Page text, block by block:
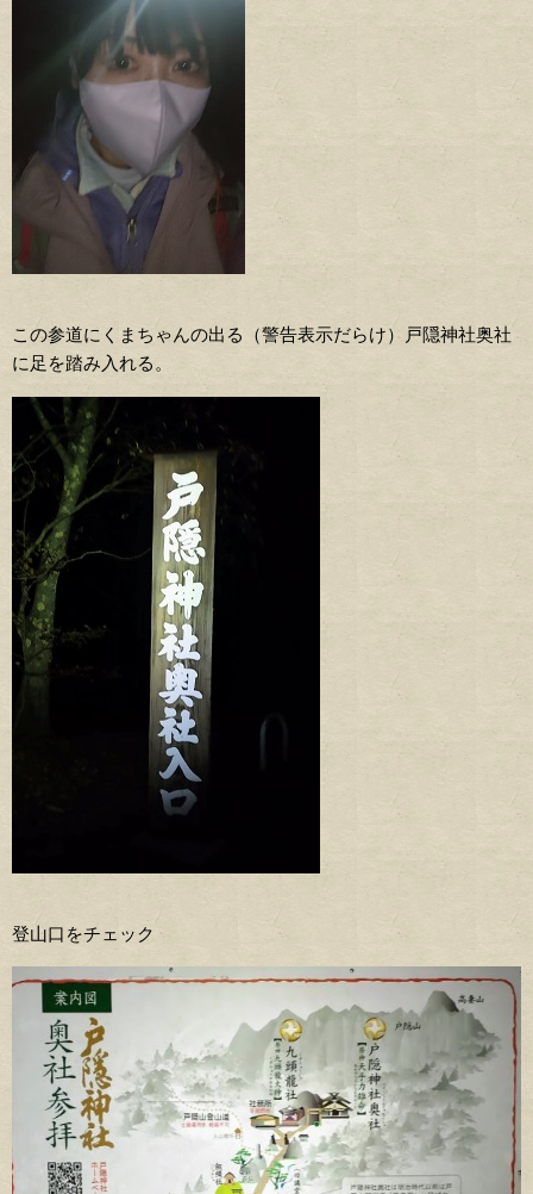
この参道にくまちゃんの出る（警告表示だらけ）戸隠神社奥社
に足を踏み入れる。
登山口をチェック